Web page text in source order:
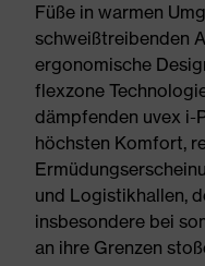
Füße in warmen
schweißtreibenden
ergonomische
flexzone
dämpfenden uvex i-
höchsten Komfort,
und Logistikhallen,
insbesondere bei
an ihre Grenzen